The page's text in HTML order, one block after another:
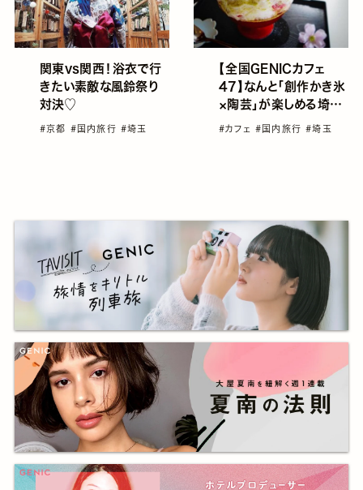
関東vs関西！浴衣で行
きたい素敵な風鈴祭り
対決♡
#京都 #国内旅行 #埼玉
【全国GENICカフェ
47】なんと「創作かき氷
×陶芸」が楽しめる埼玉
県のグランプリ店★
#カフェ #国内旅行#埼玉